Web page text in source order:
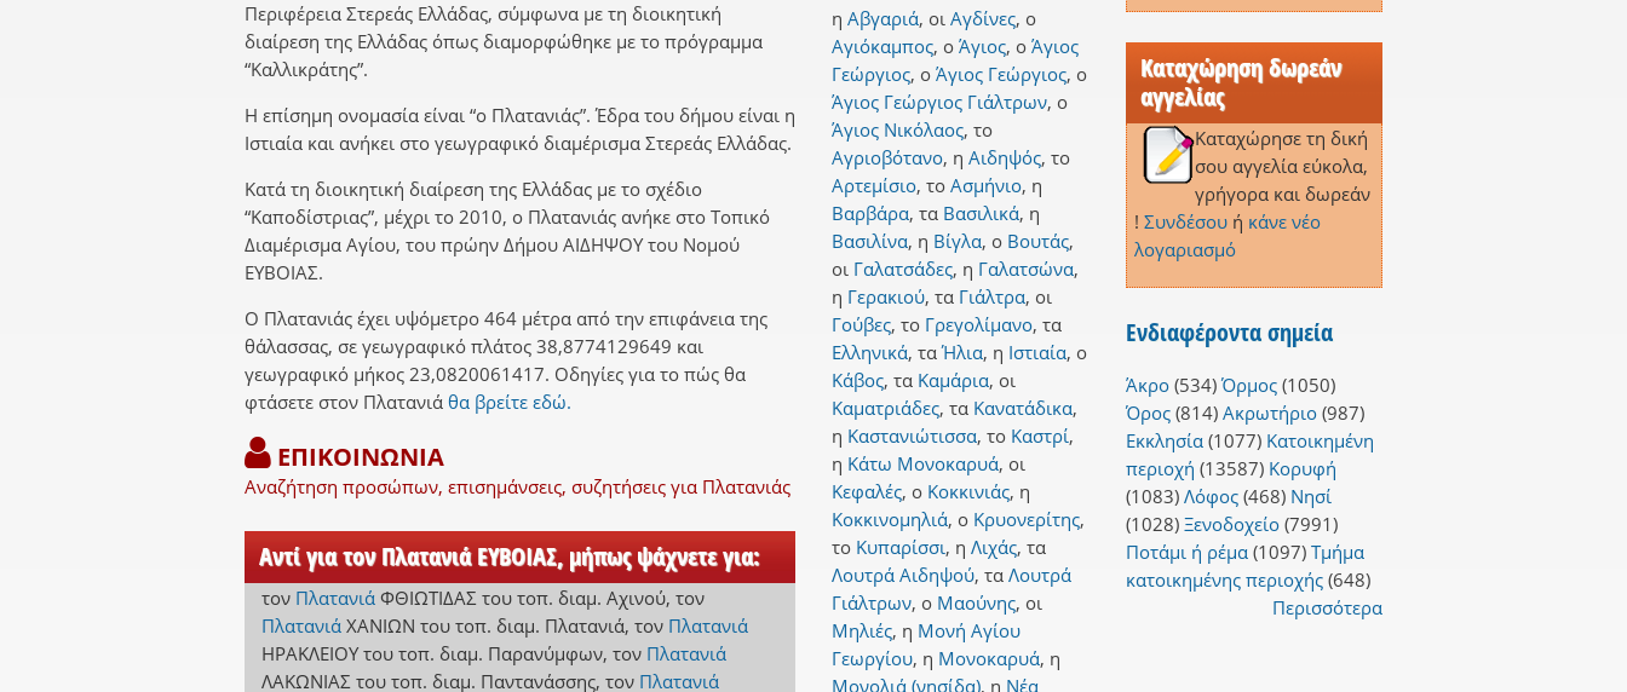
Περιφέρεια Στερεάς Ελλάδας, σύμφωνα με τη διοικητική
διαίρεση της Ελλάδας όπως διαμορφώθηκε με το πρόγραμμα
“Καλλικράτης”.
Η επίσημη ονομασία είναι “ο Πλατανιάς”. Έδρα του δήμου είναι η
Ιστιαία και ανήκει στο γεωγραφικό διαμέρισμα Στερεάς Ελλάδας.
Κατά τη διοικητική διαίρεση της Ελλάδας με το σχέδιο
“Καποδίστριας”, μέχρι το 2010, ο Πλατανιάς ανήκε στο Τοπικό
Διαμέρισμα Αγίου, του πρώην Δήμου ΑΙΔΗΨΟΥ του Νομού
ΕΥΒΟΙΑΣ.
Ο Πλατανιάς έχει υψόμετρο 464 μέτρα από την επιφάνεια της
θάλασσας, σε γεωγραφικό πλάτος 38,8774129649 και
γεωγραφικό μήκος 23,0820061417. Οδηγίες για το πώς θα
φτάσετε στον Πλατανιά θα βρείτε εδώ.
ΕΠΙΚΟΙΝΩΝΙΑ
Αναζήτηση προσώπων, επισημάνσεις, συζητήσεις για Πλατανιάς
Αντί για τον Πλατανιά ΕΥΒΟΙΑΣ, μήπως ψάχνετε για:
τον Πλατανιά ΦΘΙΩΤΙΔΑΣ του τοπ. διαμ. Αχινού, τον
Πλατανιά ΧΑΝΙΩΝ του τοπ. διαμ. Πλατανιά, τον Πλατανιά
ΗΡΑΚΛΕΙΟΥ του τοπ. διαμ. Παρανύμφων, τον Πλατανιά
ΛΑΚΩΝΙΑΣ του τοπ. διαμ. Παντανάσσης, τον Πλατανιά
η Αβγαριά, οι Αγδίνες, ο
Αγιόκαμπος, ο Άγιος, ο Άγιος
Γεώργιος, ο Άγιος Γεώργιος, ο
Άγιος Γεώργιος Γιάλτρων, ο
Άγιος Νικόλαος, το
Αγριοβότανο, η Αιδηψός, το
Αρτεμίσιο, το Ασμήνιο, η
Βαρβάρα, τα Βασιλικά, η
Βασιλίνα, η Βίγλα, ο Βουτάς,
οι Γαλατσάδες, η Γαλατσώνα,
η Γερακιού, τα Γιάλτρα, οι
Γούβες, το Γρεγολίμανο, τα
Ελληνικά, τα Ήλια, η Ιστιαία, ο
Κάβος, τα Καμάρια, οι
Καματριάδες, τα Κανατάδικα,
η Καστανιώτισσα, το Καστρί,
η Κάτω Μονοκαρυά, οι
Κεφαλές, ο Κοκκινιάς, η
Κοκκινομηλιά, ο Κρυονερίτης,
το Κυπαρίσσι, η Λιχάς, τα
Λουτρά Αιδηψού, τα Λουτρά
Γιάλτρων, ο Μαούνης, οι
Μηλιές, η Μονή Αγίου
Γεωργίου, η Μονοκαρυά, η
Μονολιά (νησίδα), η Νέα
Καταχώρηση δωρεάν
αγγελίας
Καταχώρησε τη δική
σου αγγελία εύκολα,
γρήγορα και δωρεάν
! Συνδέσουή κάνε νέο
λογαριασμό
Ενδιαφέροντα σημεία
Άκρο(534) Όρμος(1050)
Όρος(814) Ακρωτήριο(987)
Εκκλησία(1077) Κατοικημένη
περιοχή (13587) Κορυφή
(1083) Λόφος(468) Νησί
(1028) Ξενοδοχείο(7991)
Ποτάμι ή ρέμα(1097) Τμήμα
κατοικημένης περιοχής(648)
Περισσότερα